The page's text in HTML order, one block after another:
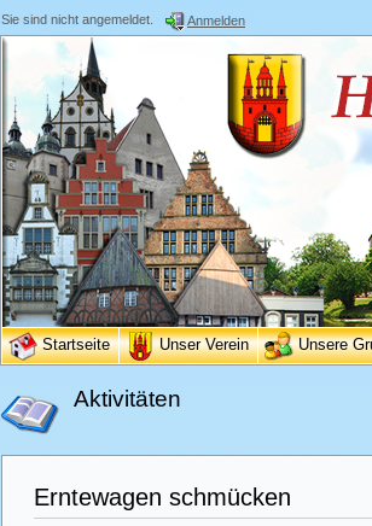
Sie sind nicht angemeldet. Anmelden
Startseite Unser Verein Unsere
Aktivitäten
Erntewagen schmücken